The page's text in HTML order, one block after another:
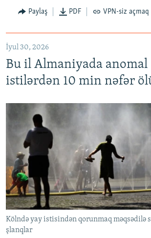
Paylaş PDF VPN-siz açmaq
İyul 30, 2026
Bu il Almaniyada anomal
istilərdən 10 min nəfər
Kölndə yay istisindən qorunmaq məqsədilə
şlanqlar